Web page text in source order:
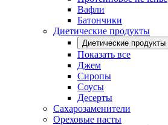
Вафли
Батончики
Диетические продукты
Диетические продукты
Показать все
Джем
Сиропы
Соусы
Десерты
Сахарозаменители
Ореховые пасты